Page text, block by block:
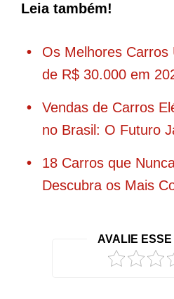
Leia também!
Os Melhores
de R$ 30.000 em
Vendas de Carros
no Brasil: O Futuro
18 Carros que
Descubra os Mais
AVALIE ESSE